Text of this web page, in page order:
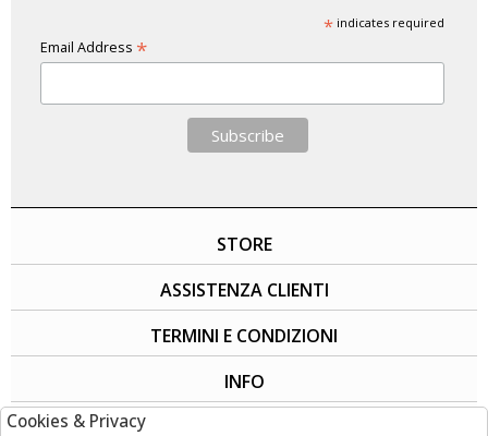
*indicates required
Email Address *
STORE
ASSISTENZA CLIENTI
TERMINI E CONDIZIONI
INFO
Cookies & Privacy